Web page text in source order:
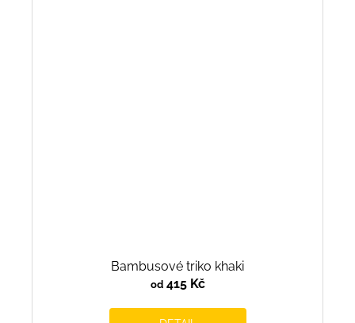
Bambusové triko khaki
od415 Kč